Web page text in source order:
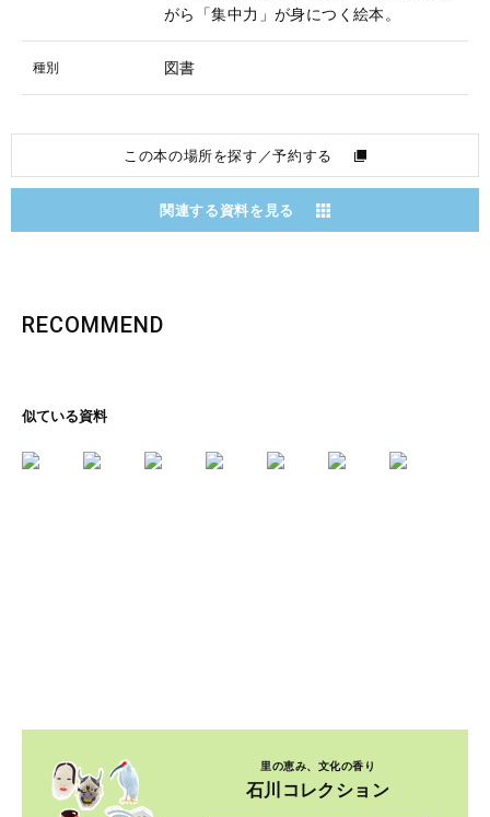
がら「集中力」が身につく絵本。
種別 図書
この本の場所を探す／予約する
関連する資料を見る
RECOMMEND
似ている資料
里の恵み、文化の香り
石川コレクション